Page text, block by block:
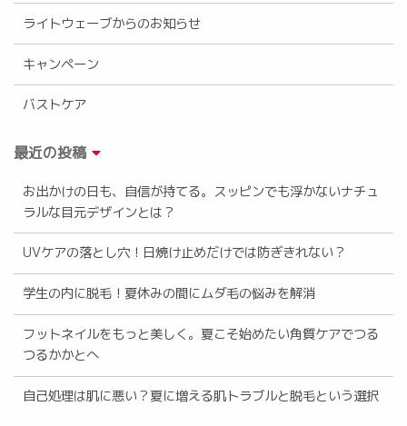
ライトウェーブからのお知らせ
キャンペーン
バストケア
最近の投稿
お出かけの日も、自信が持てる。スッピンでも浮かないナチュ
ラルな目元デザインとは？
UVケアの落とし穴！日焼け止めだけでは防ぎきれない？
学生の内に脱毛！夏休みの間にムダ毛の悩みを解消
フットネイルをもっと美しく。夏こそ始めたい角質ケアでつる
つるかかとへ
自己処理は肌に悪い？夏に増える肌トラブルと脱毛という選択